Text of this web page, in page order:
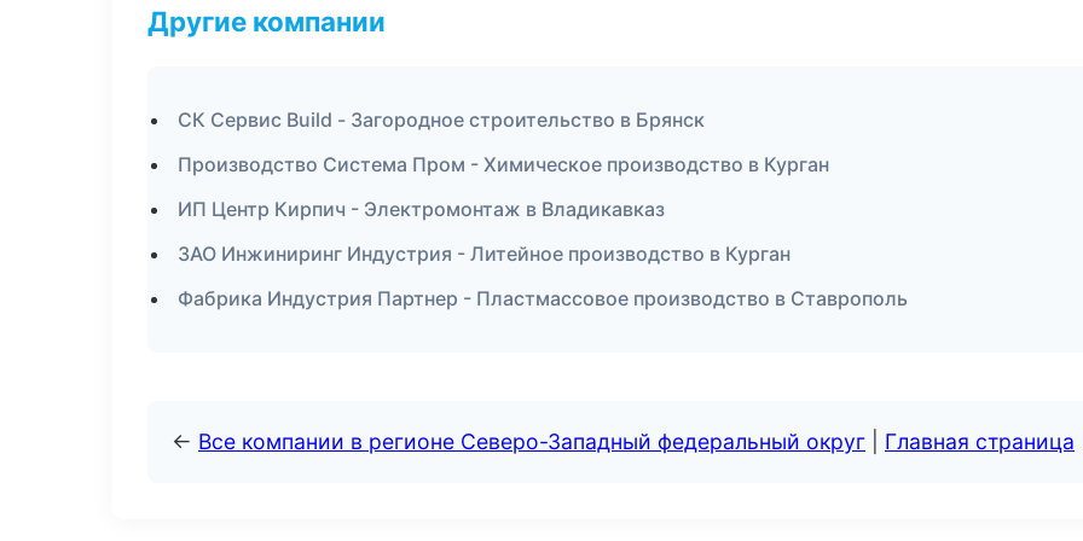
Другие компании
СК Сервис Build - Загородное строительство в Брянск
Производство Система Пром - Химическое производство в Курган
ИП Центр Кирпич - Электромонтаж в Владикавказ
ЗАО Инжиниринг Индустрия - Литейное производство в Курган
Фабрика Индустрия Партнер - Пластмассовое производство в Ставрополь
← Все компании в регионе Северо-Западный федеральный округ Главная страница